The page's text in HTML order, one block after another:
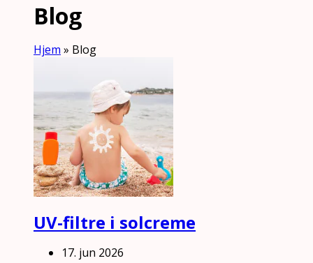
Blog
Hjem » Blog
UV-filtre i solcreme
17. jun 2026